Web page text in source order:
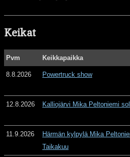
Keikat
Pvm Keikkapaikka
8.8.2026 Powertruck show
12.8.2026 Kalliojärvi Mika Peltoniemi
11.9.2026
Härmän kylpylä Mika
Taikakuu